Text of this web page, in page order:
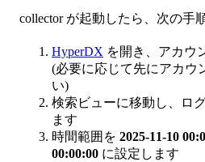
collector が起動したら、次の手
HyperDX を開き、アカウ
(必要に応じて先にアカウ
い)
検索ビューに移動し、ロ
ます
時間範囲を 2025-11-10
00:00:00 に設定します